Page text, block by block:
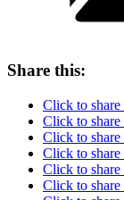
Share this:
Click to
Click to
Click to
Click to
Click to
Click to